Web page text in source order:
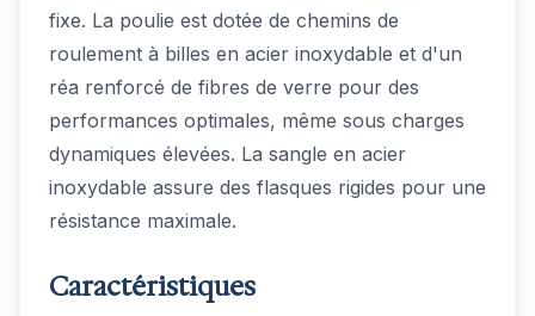
fixe. La poulie est dotée de chemins de
roulement à billes en acier inoxydable et d'un
réa renforcé de fibres de verre pour des
performances optimales, même sous charges
dynamiques élevées. La sangle en acier
inoxydable assure des flasques rigides pour une
résistance maximale.
Caractéristiques